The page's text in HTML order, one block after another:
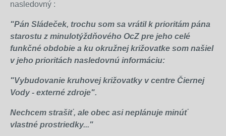
nasledovný :
"Pán Sládeček, trochu som sa vrátil k prioritám pána
starostu z minulotýždňového OcZ pre jeho celé
funkčné obdobie a ku okružnej križovatke som našiel
v jeho prioritách nasledovnú informáciu:
"Vybudovanie kruhovej križovatky v centre Čiernej
Vody - externé zdroje".
Nechcem strašiť, ale obec asi neplánuje minúť
vlastné prostriedky..."